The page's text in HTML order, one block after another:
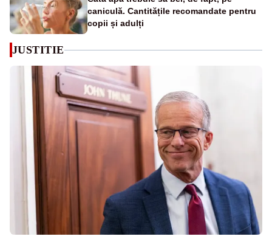
caniculă. Cantitățile recomandate pentru
copii și adulți
JUSTITIE